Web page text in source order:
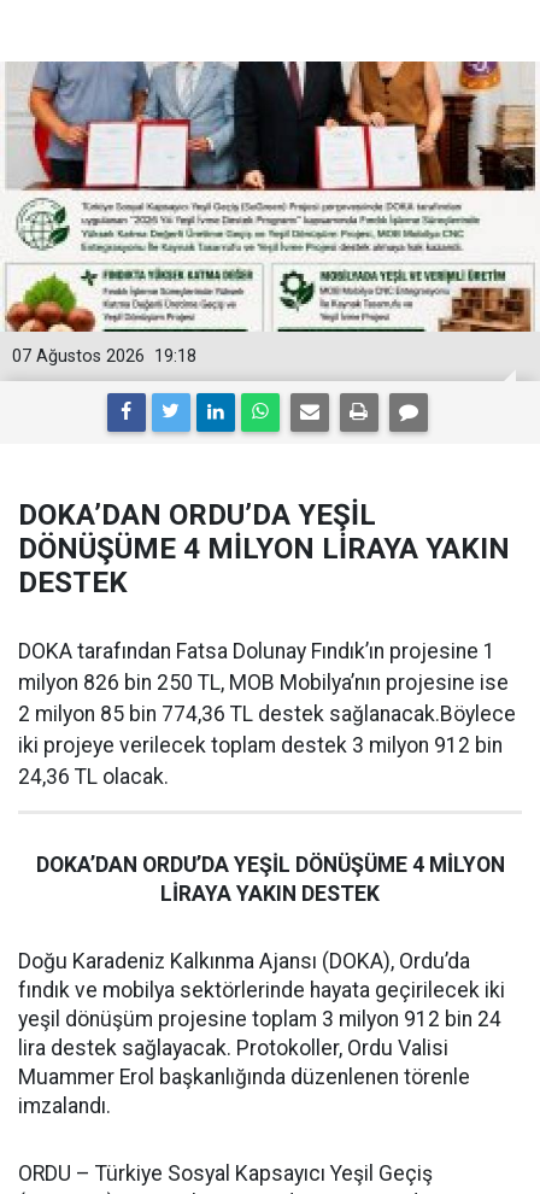
19:18
07 Ağustos 2026
DOKA’DAN ORDU’DA YEŞİL
DÖNÜŞÜME 4 MİLYON LİRAYA YAKIN
DESTEK
DOKA tarafından Fatsa Dolunay Fındık’ın projesine 1
milyon 826 bin 250 TL, MOB Mobilya’nın projesine ise
2 milyon 85 bin 774,36 TL destek sağlanacak.Böylece
iki projeye verilecek toplam destek 3 milyon 912 bin
24,36 TL olacak.
DOKA’DAN ORDU’DA YEŞİL DÖNÜŞÜME 4 MİLYON
LİRAYA YAKIN DESTEK
Doğu Karadeniz Kalkınma Ajansı (DOKA), Ordu’da
fındık ve mobilya sektörlerinde hayata geçirilecek iki
yeşil dönüşüm projesine toplam 3 milyon 912 bin 24
lira destek sağlayacak. Protokoller, Ordu Valisi
Muammer Erol başkanlığında düzenlenen törenle
imzalandı.
ORDU – Türkiye Sosyal Kapsayıcı Yeşil Geçiş